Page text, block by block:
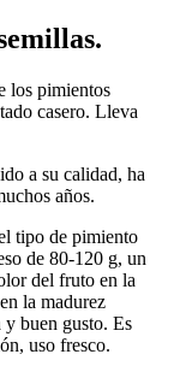
los pimientos
casero. Lleva
a su calidad, ha
años.
tipo de pimiento
de 80-120 g, un
del fruto en la
la madurez
y buen gusto. Es
uso fresco.